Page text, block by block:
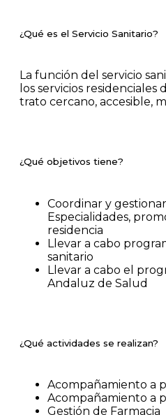
¿Qué es el Servicio Sanitario?
La función del servicio
los servicios
trato cercano, accesible,
¿Qué objetivos tiene?
Coordinar y
Especialidades,
residencia
Llevar a cabo
sanitario
Llevar a cabo el
Andaluz de Salud
¿Qué actividades se realizan?
Acompañamiento a
Acompañamiento a
Gestión de Farmacia